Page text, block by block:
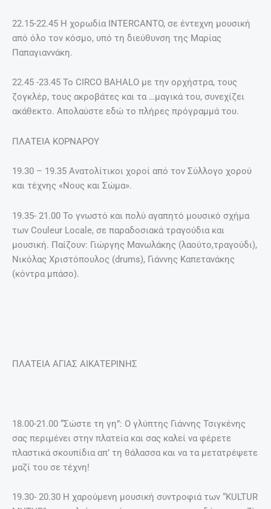
22.15-22.45 Η χορωδία ΙΝΤΕRCANTO, σε έντεχνη μουσική
από όλο τον κόσμο, υπό τη διεύθυνση της Μαρίας
Παπαγιαννάκη.
22.45 -23.45 Το CIRCO BAHALO με την ορχήστρα, τους
ζογκλέρ, τους ακροβάτες και τα …μαγικά του, συνεχίζει
ακάθεκτο. Απολαύστε εδώ το πλήρες πρόγραμμά του.
ΠΛΑΤΕΙΑ ΚΟΡΝΑΡΟΥ
19.30 – 19.35 Ανατολίτικοι χοροί από τον Σύλλογο χορού
και τέχνης «Νους και Σώμα».
19.35- 21.00 Το γνωστό και πολύ αγαπητό μουσικό σχήμα
των Couleur Locale, σε παραδοσιακά τραγούδια και
μουσική. Παίζουν: Γιώργης Μανωλάκης (λαούτο,τραγούδι),
Νικόλας Χριστόπουλος (drums), Γιάννης Καπετανάκης
(κόντρα μπάσο).
ΠΛΑΤΕΙΑ ΑΓΙΑΣ ΑΙΚΑΤΕΡΙΝΗΣ
18.00-21.00 “Σώστε τη γη”: Ο γλύπτης Γιάννης Τσιγκένης
σας περιμένει στην πλατεία και σας καλεί να φέρετε
πλαστικά σκουπίδια απ’ τη θάλασσα και να τα μετατρέψετε
μαζί του σε τέχνη!
19.30- 20.30 Η χαρούμενη μουσική συντροφιά των “KULTUR